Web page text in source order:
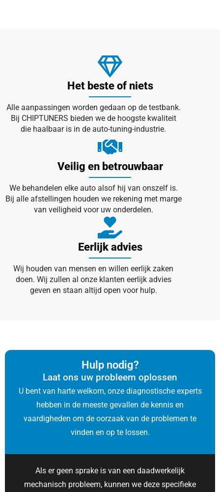
Het beste of niets
Alle aanpassingen worden gedaan op de testbank.
Bij CHIPTUNERS bieden we de hoogste kwaliteit
die haalbaar is in de auto-tuning-industrie.
Veilig en betrouwbaar
We behandelen elke auto alsof hij van onszelf is.
Bij alle afstellingen houden we rekening met marge
van veiligheid voor uw onderdelen.
Eerlijk advies
Wij houden van mensen en willen eerlijk zaken
doen. Wij zullen al onze klanten eerlijk advies
geven en staan altijd open voor hulp.
Hulp nodig?
Laat ons uw probleem oplossen
U bent van harte welkom, onze diagnostische experts
hebben in de meeste gevallen de kennis en
vaardigheden om de oorzaak van de problemen te
vinden en op te lossen.
Als er geen sprake is van een daadwerkelijk
mechanisch probleem, kunnen we deze specifieke